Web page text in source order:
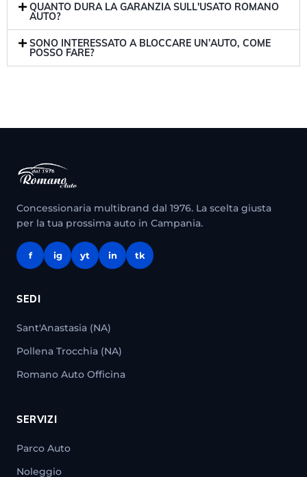
QUANTO DURA LA GARANZIA SULL'USATO ROMANO
AUTO?
SONO INTERESSATO A BLOCCARE UN’AUTO, COME
POSSO FARE?
Concessionaria multibrand dal 1976. La scelta giusta
per la tua prossima auto in Campania.
f ig yt in tk
SEDI
Sant'Anastasia (NA)
Pollena Trocchia (NA)
Romano Auto Officina
SERVIZI
Parco Auto
Noleggio